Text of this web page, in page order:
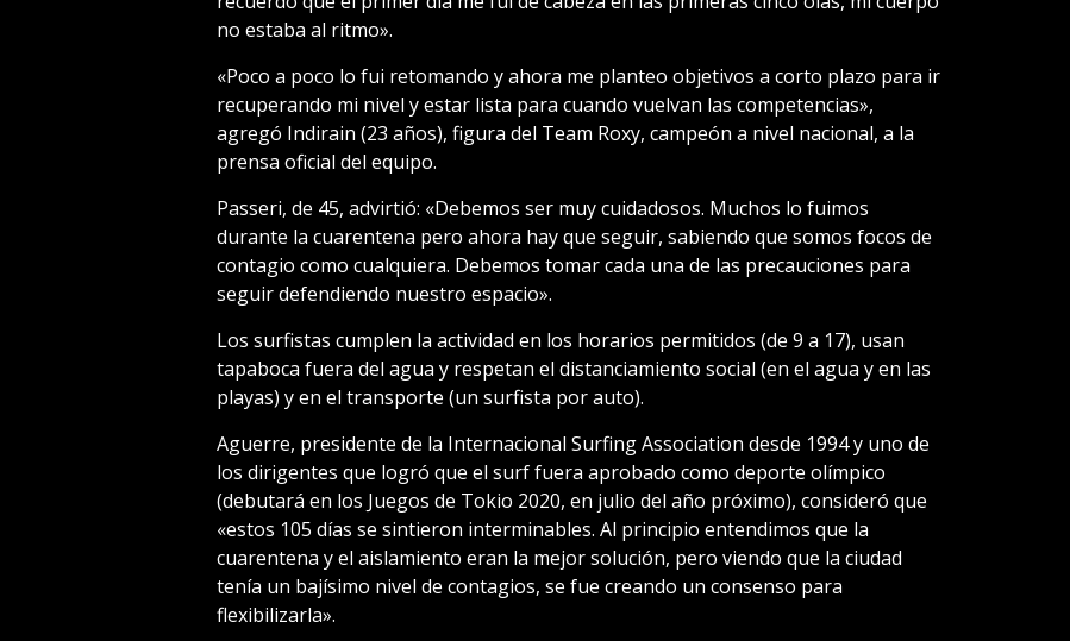
no estaba al ritmo».
«Poco a poco lo fui retomando y ahora me planteo objetivos a corto plazo para ir
recuperando mi nivel y estar lista para cuando vuelvan las competencias»,
agregó Indirain (23 años), figura del Team Roxy, campeón a nivel nacional, a la
prensa oficial del equipo.
Passeri, de 45, advirtió: «Debemos ser muy cuidadosos. Muchos lo fuimos
durante la cuarentena pero ahora hay que seguir, sabiendo que somos focos de
contagio como cualquiera. Debemos tomar cada una de las precauciones para
seguir defendiendo nuestro espacio».
Los surfistas cumplen la actividad en los horarios permitidos (de 9 a 17), usan
tapaboca fuera del agua y respetan el distanciamiento social (en el agua y en las
playas) y en el transporte (un surfista por auto).
Aguerre, presidente de la Internacional Surfing Association desde 1994 y uno de
los dirigentes que logró que el surf fuera aprobado como deporte olímpico
(debutará en los Juegos de Tokio 2020, en julio del año próximo), consideró que
«estos 105 días se sintieron interminables. Al principio entendimos que la
cuarentena y el aislamiento eran la mejor solución, pero viendo que la ciudad
tenía un bajísimo nivel de contagios, se fue creando un consenso para
flexibilizarla».